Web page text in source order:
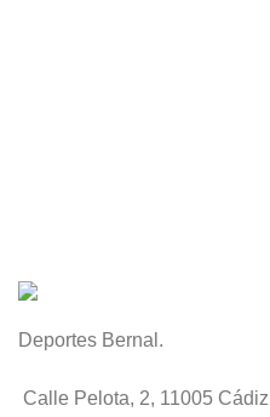
Deportes Bernal.
Calle Pelota, 2, 11005 Cádiz